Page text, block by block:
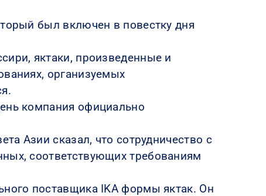
был включен в повестку дня
яктаки, произведенные и
организуемых
компания официально
Азии сказал, что сотрудничество с
соответствующих требованиям
поставщика IKA формы яктак. Он